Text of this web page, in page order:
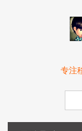
专注